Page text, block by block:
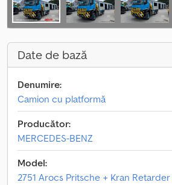
Date de bază
Denumire:
Camion cu platformă
Producător:
MERCEDES-BENZ
Model:
2751 Arocs Pritsche + Kran